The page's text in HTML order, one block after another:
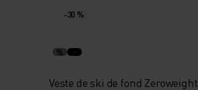
-30 %
%
Veste de ski de fond Zeroweight